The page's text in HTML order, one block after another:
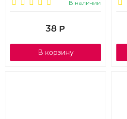
В наличии
38 Р
В корзину